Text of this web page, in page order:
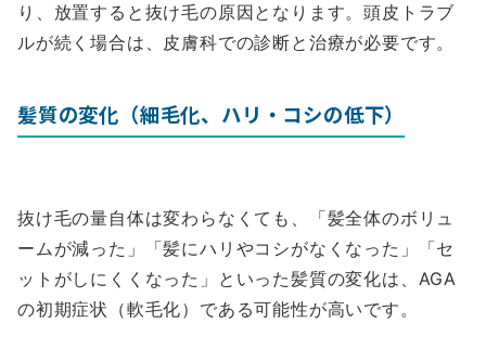
り、放置すると抜け毛の原因となります。頭皮トラブ
ルが続く場合は、皮膚科での診断と治療が必要です。
髪質の変化（細毛化、ハリ・コシの低下）
抜け毛の量自体は変わらなくても、「髪全体のボリュ
ームが減った」「髪にハリやコシがなくなった」「セ
ットがしにくくなった」といった髪質の変化は、AGA
の初期症状（軟毛化）である可能性が高いです。